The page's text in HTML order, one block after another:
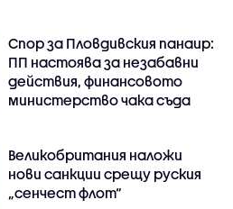
Спор за Пловдивския панаир:
ПП настоява за незабавни
действия, финансовото
министерство чака съда
Великобритания наложи
нови санкции срещу руския
„сенчест флот“